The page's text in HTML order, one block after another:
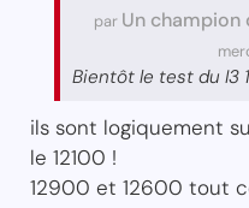
par Un champion
Bientôt le test du I3
ils sont logiquement
le 12100 !
12900 et 12600 tout